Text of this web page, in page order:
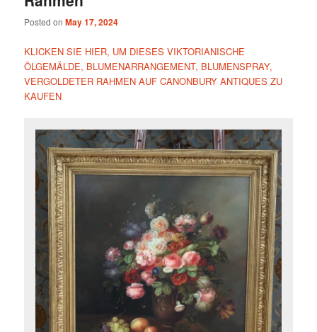
Posted onMay 17, 2024
KLICKEN SIE HIER, UM DIESES VIKTORIANISCHE
ÖLGEMÄLDE, BLUMENARRANGEMENT, BLUMENSPRAY,
VERGOLDETER RAHMEN AUF CANONBURY ANTIQUES ZU
KAUFEN